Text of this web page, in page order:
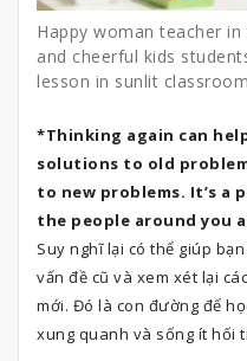
Happy woman teacher
and cheerful kids
lesson in sunlit classroom
*Thinking again can
solutions to old
to new problems. It’s a
the people around you
Suy nghĩ lại có thể giúp
vấn đề cũ và xem xét lại
mới. Đó là con đường để
xung quanh và sống ít hối